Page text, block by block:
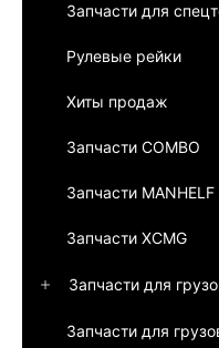
Запчасти для
Рулевые рейки
Хиты продаж
Запчасти COMBO
Запчасти MANHELF
Запчасти XCMG
Запчасти для
Запчасти для